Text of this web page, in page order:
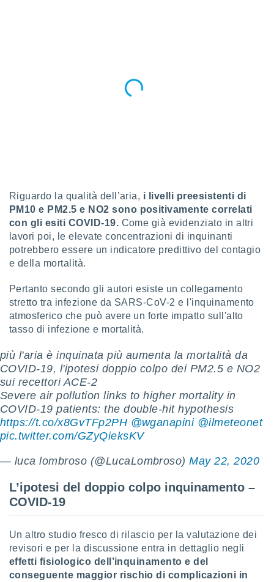
tuo
dei
facendo
cookie
sito
il
dei
su
la
della
creare
profili
Riguardo la qualità dell’aria, i livelli preesistenti di
PM10 e PM2.5 e NO2 sono positivamente correlati
con gli esiti COVID-19. Come già evidenziato in altri
lavori poi, le elevate concentrazioni di inquinanti
potrebbero essere un indicatore predittivo del contagio
e della mortalità.
Pertanto secondo gli autori esiste un collegamento
stretto tra infezione da SARS-CoV-2 e l'inquinamento
atmosferico che può avere un forte impatto sull'alto
tasso di infezione e mortalità.
più l'aria è inquinata più aumenta la mortalità da
COVID-19, l'ipotesi doppio colpo dei PM2.5 e NO2
sui recettori ACE-2
Severe air pollution links to higher mortality in
COVID-19 patients: the double-hit hypothesis
https://t.co/x8GvTFp2PH @wganapini @ilmeteonet
pic.twitter.com/GZyQieksKV
— luca lombroso (@LucaLombroso)May 22, 2020
L’ipotesi del doppio colpo inquinamento –
COVID-19
Un altro studio fresco di rilascio per la valutazione dei
revisori e per la discussione entra in dettaglio negli
effetti fisiologico dell’inquinamento e del
conseguente maggior rischio di complicazioni in